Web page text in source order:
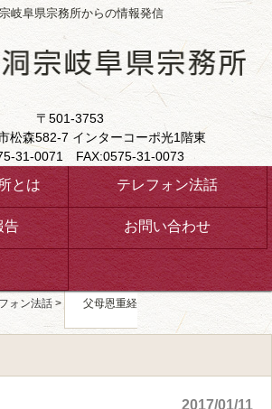
岐阜県宗務所からの情報発信
〒501-3753
松森582-7 インターコーポ光1階東
31-0071 FAX:0575-31-0073
とは テレフォン法話
告 お問い合わせ
ォン法話 > 父母恩重経
2017/01/11